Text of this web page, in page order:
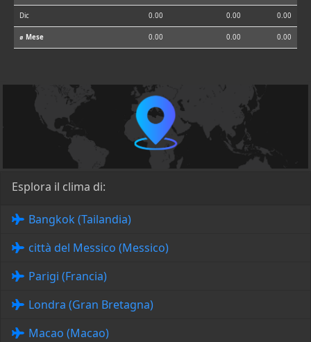
Dic 0.00 0.00 0.00
⌀ Mese 0.00 0.00 0.00
Esplora il clima di:
Bangkok (Tailandia)
città del Messico (Messico)
Parigi (Francia)
Londra (Gran Bretagna)
Macao (Macao)